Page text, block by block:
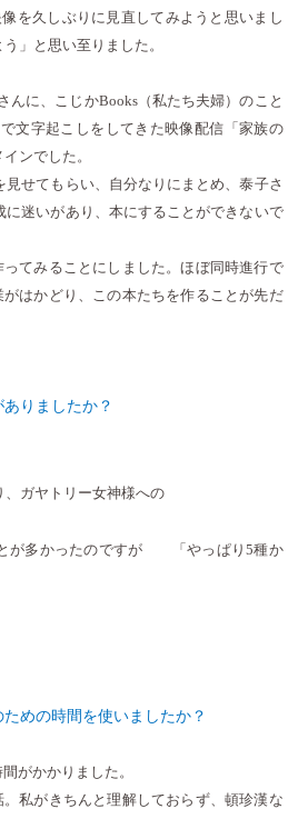
を久しぶりに見直してみようと思いまし
」と思い至りました。
んに、こじかBooks（私たち夫婦）のこと
文字起こしをしてきた映像配信「家族の
ンでした。
せてもらい、自分なりにまとめ、泰子さ
迷いがあり、本にすることができないで
てみることにしました。ほぼ同時進行で
はかどり、この本たちを作ることが先だ
りましたか？
ガヤトリー女神様への
とが多かったのですが 「やっぱり5種か
めの時間を使いましたか？
がかかりました。
私がきちんと理解しておらず、頓珍漢な